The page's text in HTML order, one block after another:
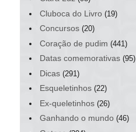
Cluboca do Livro (19)
Concursos (20)
Coração de pudim (441)
Datas comemorativas (95)
Dicas (291)
Esqueletinhos (22)
Ex-queletinhos (26)
Ganhando o mundo (46)